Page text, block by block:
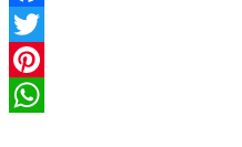
Link
Facebook
Twitter
Pinterest